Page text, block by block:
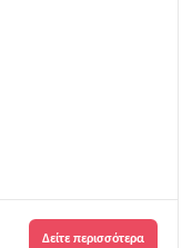
Δείτε περισσότερα